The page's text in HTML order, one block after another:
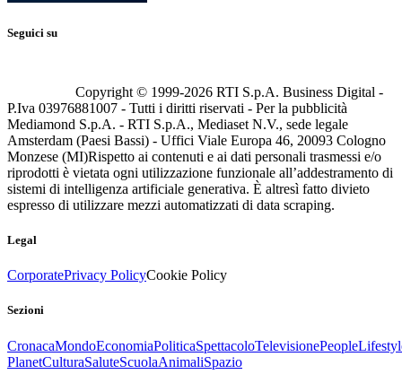
Seguici su
Copyright © 1999-2026 RTI S.p.A. Business Digital -
P.Iva 03976881007 - Tutti i diritti riservati - Per la pubblicità
Mediamond S.p.A. - RTI S.p.A., Mediaset N.V., sede legale
Amsterdam (Paesi Bassi) - Uffici Viale Europa 46, 20093 Cologno
Monzese (MI)Rispetto ai contenuti e ai dati personali trasmessi e/o
riprodotti è vietata ogni utilizzazione funzionale all’addestramento di
sistemi di intelligenza artificiale generativa. È altresì fatto divieto
espresso di utilizzare mezzi automatizzati di data scraping.
Legal
CorporatePrivacy PolicyCookie Policy
Sezioni
CronacaMondoEconomiaPoliticaSpettacoloTelevisionePeople
PlanetCulturaSaluteScuolaAnimaliSpazio